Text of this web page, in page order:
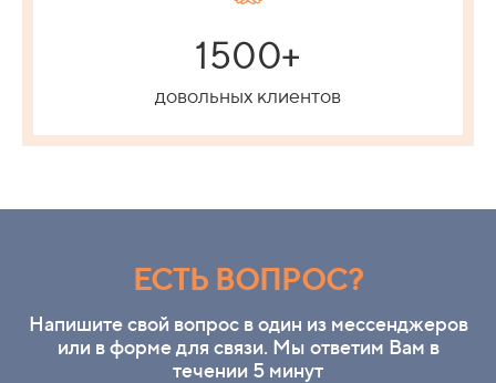
1500+
довольных клиентов
ЕСТЬ ВОПРОС?
Напишите свой вопрос в один из мессенджеров
или в форме для связи. Мы ответим Вам в
течении 5 минут